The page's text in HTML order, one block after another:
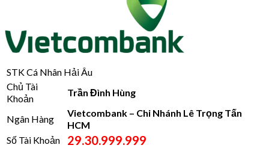
STK Cá Nhân Hải Âu
Chủ Tài
Khoản
Trần Đình Hùng
Ngân Hàng
Vietcombank – Chi Nhánh Lê Trọng Tấn
HCM
Số Tài Khoản
29.30.999.999